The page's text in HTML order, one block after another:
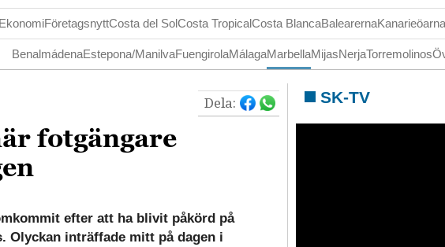
EkonomiFöretagsnyttCosta del SolCosta TropicalCosta BlancaBalearerna
BenalmádenaEstepona/ManilvaFuengirolaMálagaMarbellaMijasNerjaTorremolinos
Dela:
fotgängare
efter att ha blivit påkörd på
Olyckan inträffade mitt på dagen i
SK-TV